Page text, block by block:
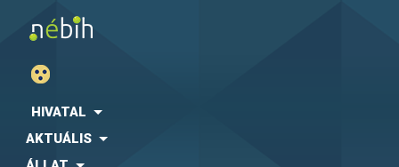
HIVATAL
AKTUÁLIS